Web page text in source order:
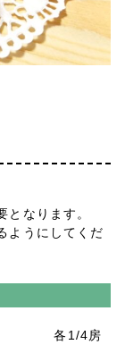
となります。
ようにしてくだ
各1/4房